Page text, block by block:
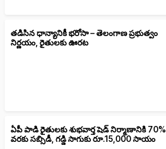
తడిసిన ధాన్యానికీ భరోసా – తెలంగాణ ప్రభుత్వం
నిర్ణయం, రైతులకు ఊరట
ఏపీ పాడి రైతులకు శుభవార్త షెడ్ నిర్మాణానికి 70%
వరకు సబ్సిడీ, గడ్డి సాగుకు రూ.15,000 సాయం